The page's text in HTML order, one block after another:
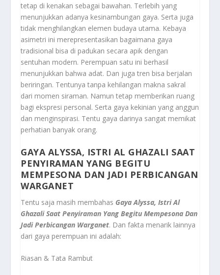
tetap di kenakan sebagai bawahan. Terlebih yang
menunjukkan adanya kesinambungan gaya. Serta juga
tidak menghilangkan elemen budaya utama. Kebaya
asimetri ini merepresentasikan bagaimana gaya
tradisional bisa di padukan secara apik dengan
sentuhan modern. Perempuan satu ini berhasil
menunjukkan bahwa adat. Dan juga tren bisa berjalan
beriringan. Tentunya tanpa kehilangan makna sakral
dari momen siraman. Namun tetap memberikan ruang
bagi ekspresi personal. Serta gaya kekinian yang anggun
dan menginspirasi. Tentu gaya darinya sangat memikat
perhatian banyak orang.
GAYA ALYSSA, ISTRI AL GHAZALI SAAT
PENYIRAMAN YANG BEGITU
MEMPESONA DAN JADI PERBICANGAN
WARGANET
Tentu saja masih membahas Gaya Alyssa, Istri Al
Ghazali Saat Penyiraman Yang Begitu Mempesona Dan
Jadi Perbicangan Warganet. Dan fakta menarik lainnya
dari gaya perempuan ini adalah:
Riasan & Tata Rambut